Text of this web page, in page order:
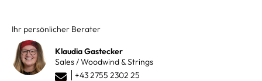
Ihr persönlicher Berater
Klaudia Gastecker
Sales / Woodwind & Strings
+43 2755 2302 25